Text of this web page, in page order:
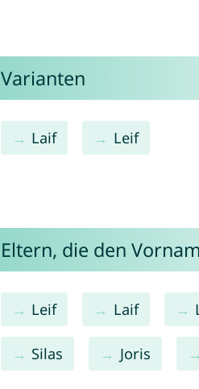
Varianten
Laif Leif
Eltern, die den
Leif Laif
Silas Joris